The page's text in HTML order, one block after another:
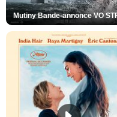
Mutiny Bande-annonce VO